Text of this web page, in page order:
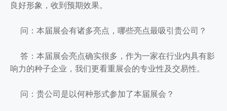
良好形象，收到预期效果。
问：本届展会有诸多亮点，哪些亮点最吸引贵公司？
答：本届展会亮点确实很多，作为一家在行业内具有影
响力的种子企业，我们更看重展会的专业性及交易性。
问：贵公司是以何种形式参加了本届展会？